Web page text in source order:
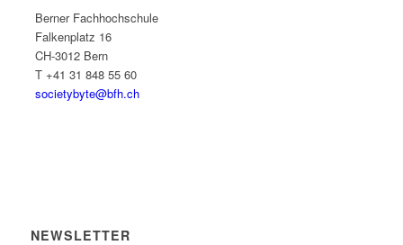
Berner Fachhochschule
Falkenplatz 16
CH-3012 Bern
T +41 31 848 55 60
societybyte@bfh.ch
NEWSLETTER